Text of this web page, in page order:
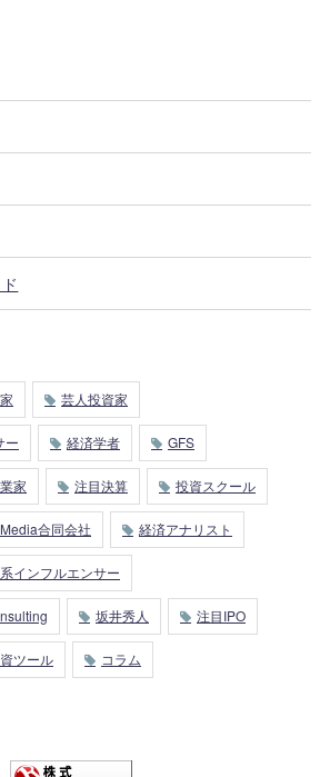
芸人投資家
ー 経済学者 GFS
家 注目決算 投資スクール
合同会社 経済アナリスト
インフルエンサー
坂井秀人 注目IPO
ツール コラム